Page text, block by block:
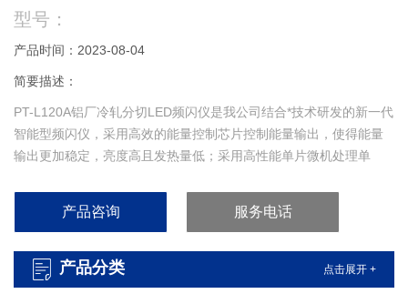
型号：
产品时间：2023-08-04
简要描述：
PT-L120A铝厂冷轧分切LED频闪仪是我公司结合*技术研发的新一代
智能型频闪仪，采用高效的能量控制芯片控制能量输出，使得能量
输出更加稳定，亮度高且发热量低；采用高性能单片微机处理单
产品咨询 服务电话
产品分类 点击展开 +